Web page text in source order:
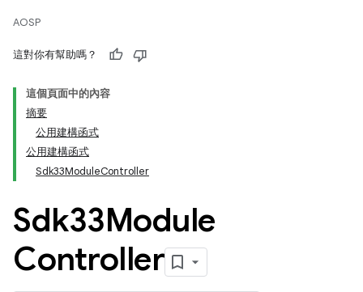
AOSP
這對你有幫助嗎？
這個頁面中的內容
摘要
公用建構函式
公用建構函式
Sdk33ModuleController
Sdk33Module
Controller